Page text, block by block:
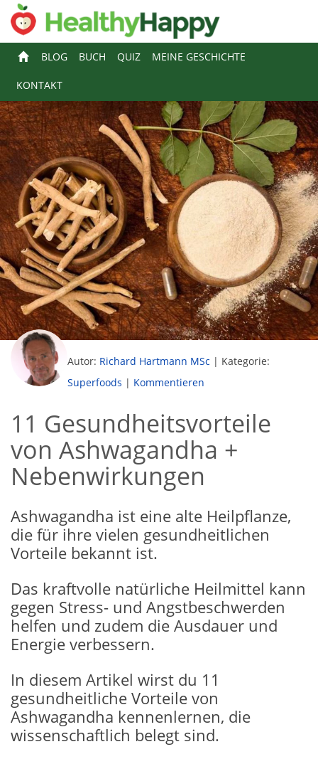
BLOG BUCH QUIZ MEINE GESCHICHTE
KONTAKT
Autor: Richard Hartmann MSc | Kategorie:
Superfoods | Kommentieren
11 Gesundheitsvorteile
von Ashwagandha +
Nebenwirkungen
Ashwagandha ist eine alte Heilpflanze,
die für ihre vielen gesundheitlichen
Vorteile bekannt ist.
Das kraftvolle natürliche Heilmittel kann
gegen Stress- und Angstbeschwerden
helfen und zudem die Ausdauer und
Energie verbessern.
In diesem Artikel wirst du 11
gesundheitliche Vorteile von
Ashwagandha kennenlernen, die
wissenschaftlich belegt sind.